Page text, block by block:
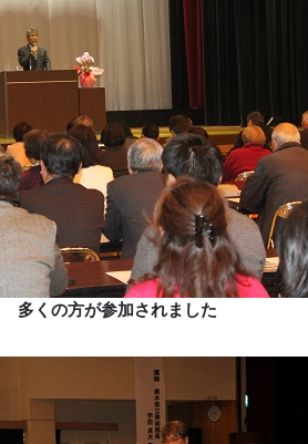
多くの方が参加されました